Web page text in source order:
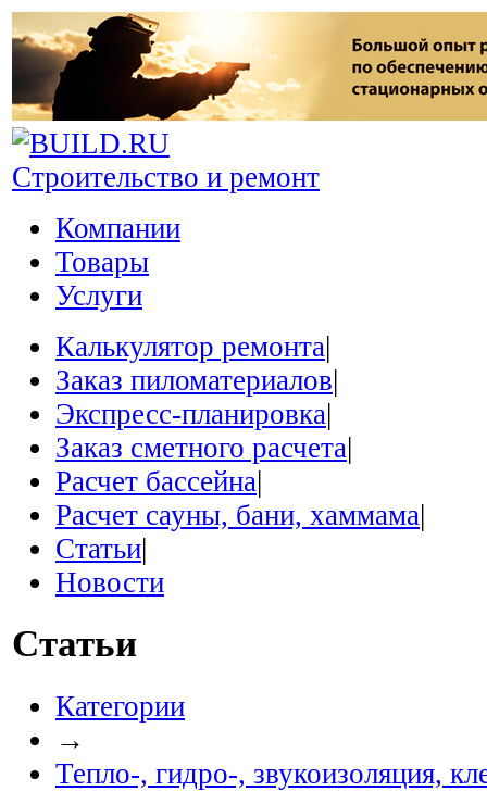
Строительство и ремонт
Компании
Товары
Услуги
Калькулятор ремонта|
Заказ пиломатериалов|
Экспресс-планировка|
Заказ сметного расчета|
Расчет бассейна|
Расчет сауны, бани, хаммама|
Статьи|
Новости
Статьи
Категории
→
Тепло-, гидро-, звукоизоляция,